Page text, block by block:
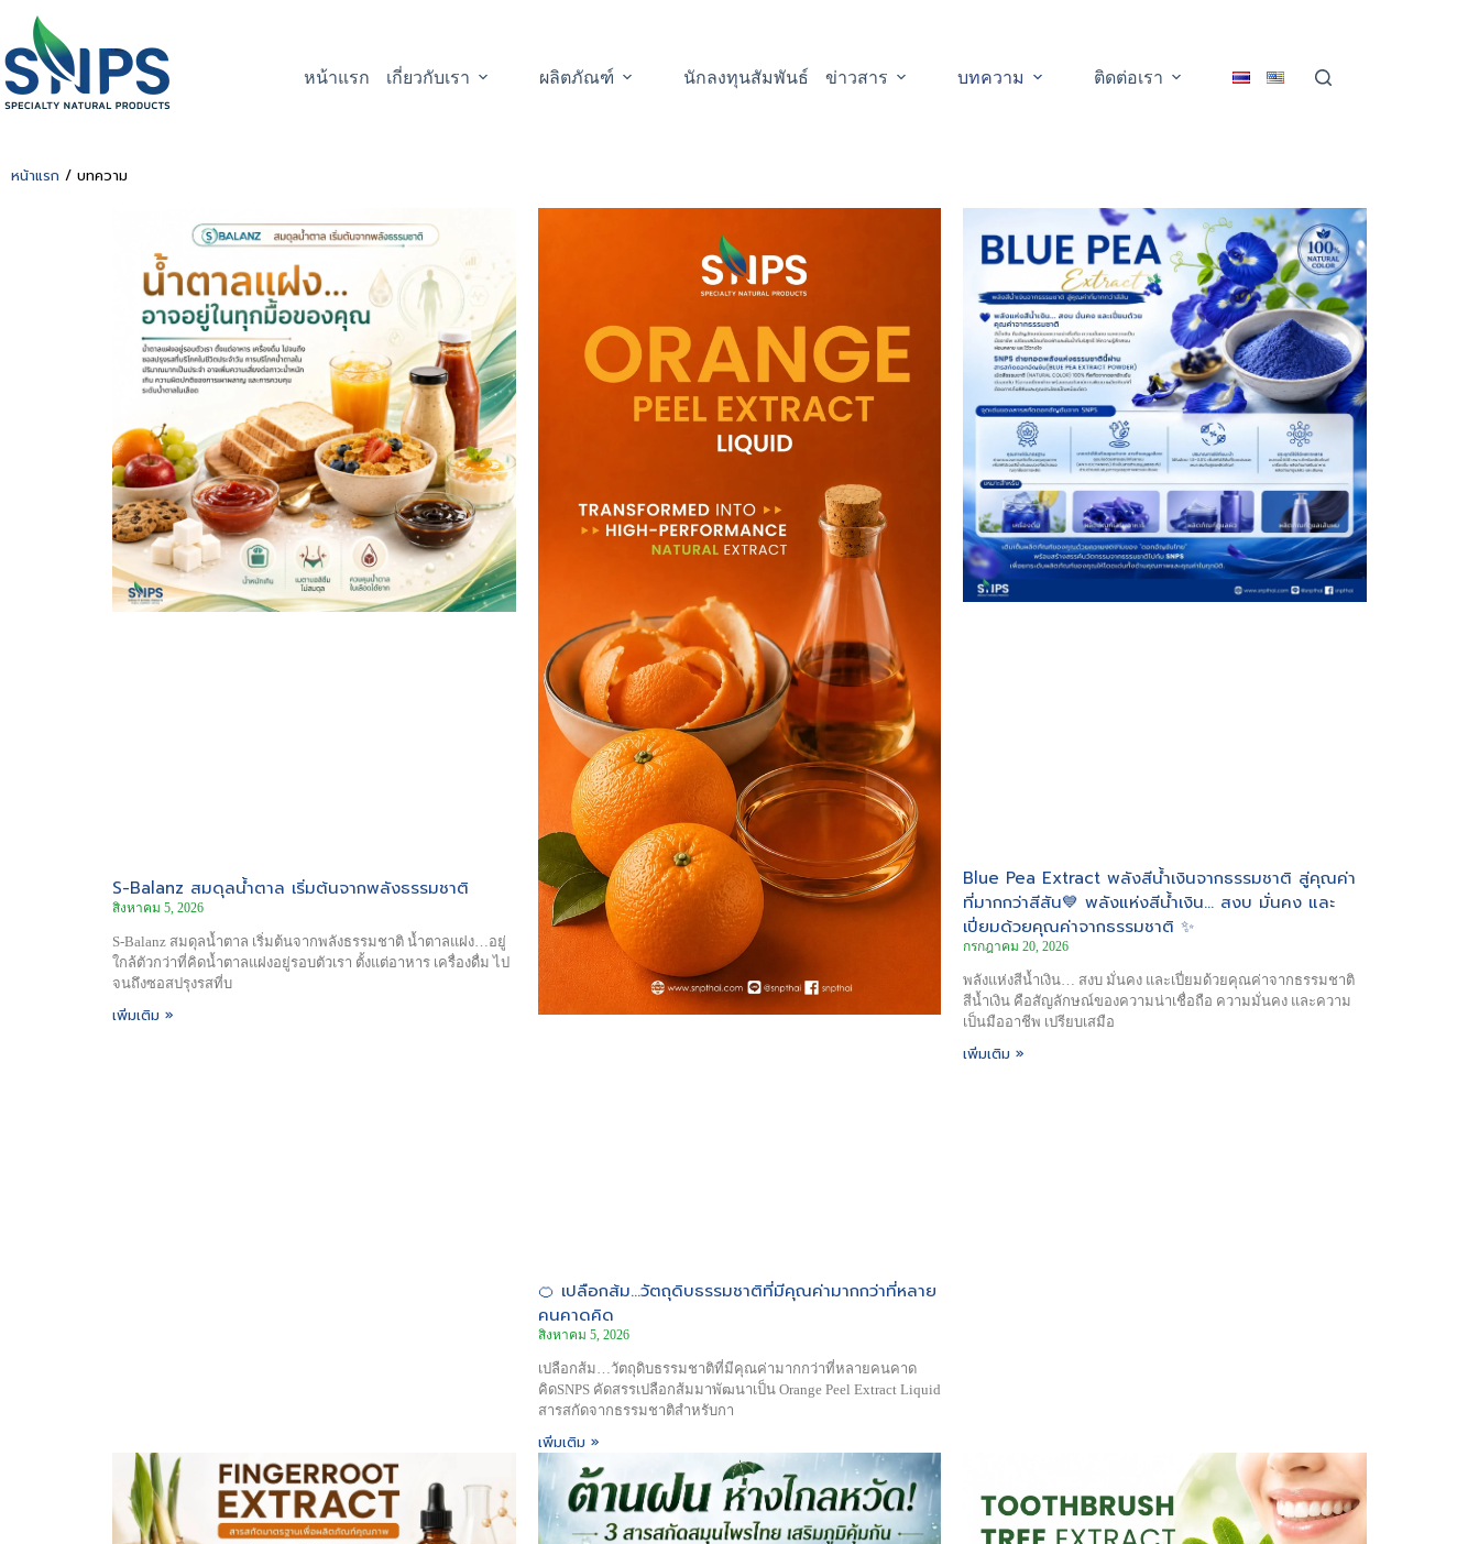
หน้าแรก เกี่ยวกับเรา ผลิตภัณฑ์ นักลงทุนสัมพันธ์ ข่าวสาร บทความ ติดต่อเรา
หน้าแรก / บทความ
S-Balanz สมดุลน้ำตาล เริ่มต้นจากพลังธรรมชาติ
สิงหาคม 5, 2026
S-Balanz สมดุลน้ำตาล เริ่มต้นจากพลังธรรมชาติ น้ำตาลแฝง…อยู่
ใกล้ตัวกว่าที่คิดน้ำตาลแฝงอยู่รอบตัวเรา ตั้งแต่อาหาร เครื่องดื่ม ไป
จนถึงซอสปรุงรสที่บ
เพิ่มเติม »
🍊 เปลือกส้ม…วัตถุดิบธรรมชาติที่มีคุณค่ามากกว่าที่หลาย
คนคาดคิด
สิงหาคม 5, 2026
เปลือกส้ม…วัตถุดิบธรรมชาติที่มีคุณค่ามากกว่าที่หลายคนคาด
คิดSNPS คัดสรรเปลือกส้มมาพัฒนาเป็น Orange Peel Extract Liquid
สารสกัดจากธรรมชาติสำหรับกา
เพิ่มเติม »
Blue Pea Extract พลังสีน้ำเงินจากธรรมชาติ สู่คุณค่า
ที่มากกว่าสีสัน💙 พลังแห่งสีน้ำเงิน… สงบ มั่นคง และ
เปี่ยมด้วยคุณค่าจากธรรมชาติ ✨
กรกฎาคม 20, 2026
พลังแห่งสีน้ำเงิน… สงบ มั่นคง และเปี่ยมด้วยคุณค่าจากธรรมชาติ
สีน้ำเงิน คือสัญลักษณ์ของความน่าเชื่อถือ ความมั่นคง และความ
เป็นมืออาชีพ เปรียบเสมือ
เพิ่มเติม »